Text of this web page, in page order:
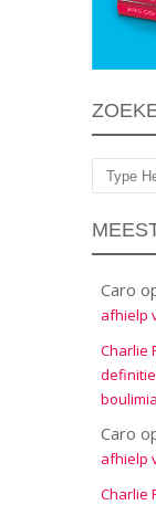
Zoeken
Caro
afhielp
Charlie
boulimia
Caro
afhielp
Charlie